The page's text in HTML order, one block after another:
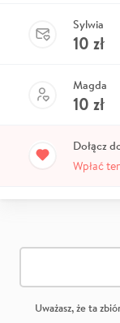
Sylwia
10 zł
Magda
10 zł
Dołącz
Wpłać
Uważasz, że ta